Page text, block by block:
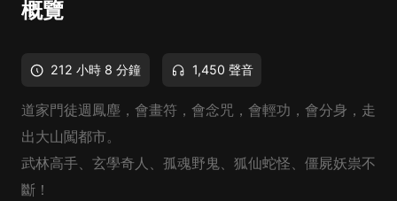
概覽
212 小時 8 分鐘 1,450 聲音
道家門徒週鳳塵，會畫符，會念咒，會輕功，會分身，走
出大山闖都市。
武林高手、玄學奇人、孤魂野鬼、狐仙蛇怪、僵屍妖祟不
斷！